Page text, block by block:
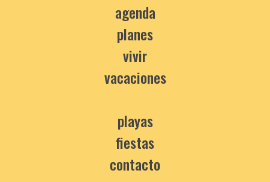
agenda
planes
vivir
vacaciones
playas
fiestas
contacto